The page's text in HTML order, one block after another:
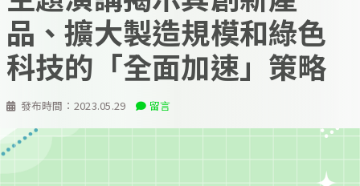
發布時間： 2023.05.29 留言
品、擴大製造規模和綠色
科技的「全面加速」策略